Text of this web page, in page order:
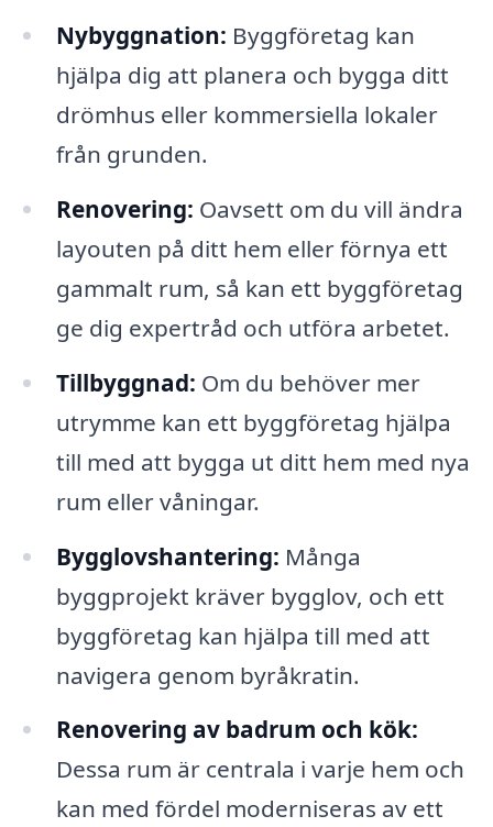
Nybyggnation: Byggföretag kan
hjälpa dig att planera och bygga ditt
drömhus eller kommersiella lokaler
från grunden.
Renovering: Oavsett om du vill ändra
layouten på ditt hem eller förnya ett
gammalt rum, så kan ett byggföretag
ge dig expertråd och utföra arbetet.
Tillbyggnad: Om du behöver mer
utrymme kan ett byggföretag hjälpa
till med att bygga ut ditt hem med nya
rum eller våningar.
Bygglovshantering: Många
byggprojekt kräver bygglov, och ett
byggföretag kan hjälpa till med att
navigera genom byråkratin.
Renovering av badrum och kök:
Dessa rum är centrala i varje hem och
kan med fördel moderniseras av ett